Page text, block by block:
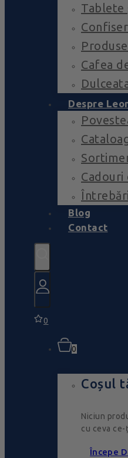
Tablete
Cafea
Despre
Blog
Contact
0
0
Coșul
Niciun
cu ceva
Începe